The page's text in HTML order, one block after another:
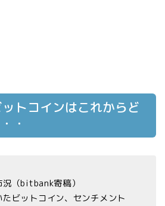
トコインはこれからど
・
（bitbank寄稿）
ビットコイン、センチメント